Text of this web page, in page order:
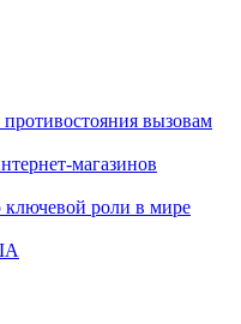
вызовам
магазинов
ключевой роли в мире